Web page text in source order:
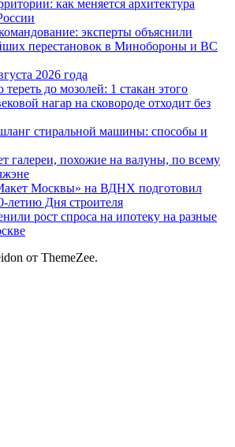
как меняется архитектура
эксперты объяснили
перестановок в Минобороны и ВС
2026 года
до мозолей: 1 стакан этого
нагар на сковороде отходит без
стиральной машины: способы и
галереи, похожие на валуны, по всему
Москвы» на ВДНХ подготовил
летию Дня строителя
рост спроса на ипотеку на разные
от ThemeZee.